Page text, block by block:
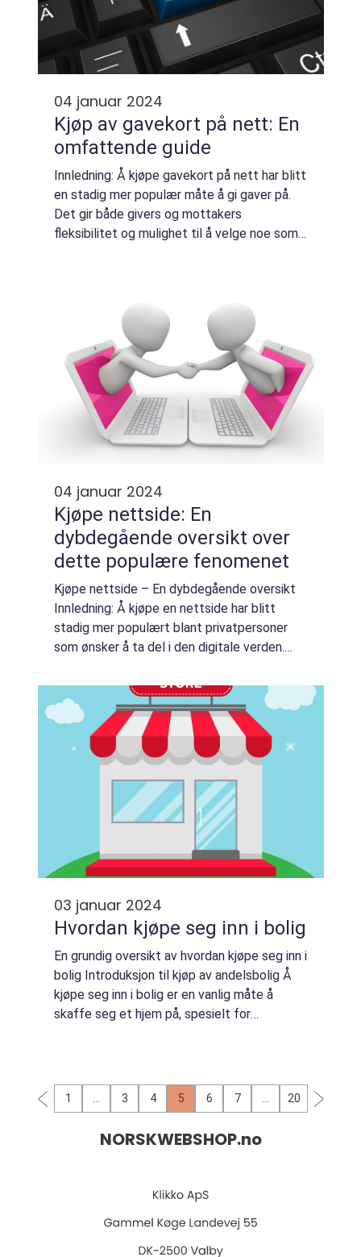
04 januar 2024
Kjøp av gavekort på nett: En
omfattende guide
Innledning: Å kjøpe gavekort på nett har blitt
en stadig mer populær måte å gi gaver på.
Det gir både givers og mottakers
fleksibilitet og mulighet til å velge noe som
04 januar 2024
Kjøpe nettside: En
dybdegående oversikt over
dette populære fenomenet
Kjøpe nettside – En dybdegående oversikt
Innledning: Å kjøpe en nettside har blitt
stadig mer populært blant privatpersoner
som ønsker å ta del i den digitale verden.
denne praksisen, inkludert hva ...
03 januar 2024
Hvordan kjøpe seg inn i bolig
En grundig oversikt av hvordan kjøpe seg inn i
bolig Introduksjon til kjøp av andelsbolig Å
kjøpe seg inn i bolig er en vanlig måte å
skaffe seg et hjem på, spesielt for
1 3 4 5 6 7 20
NORSKWEBSHOP.no